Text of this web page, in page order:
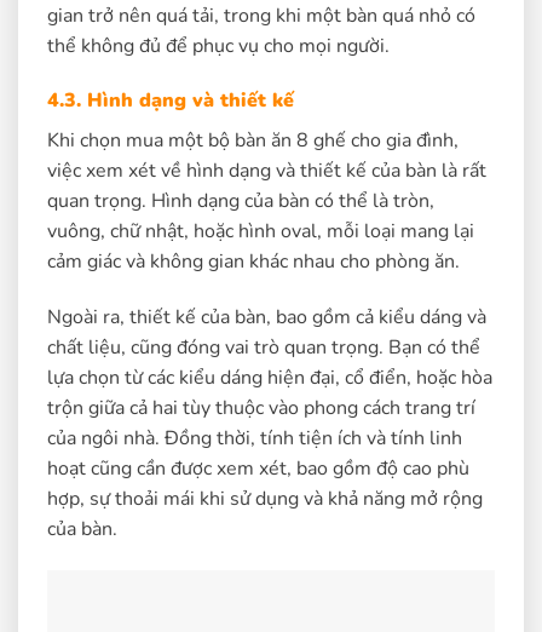
gian trở nên quá tải, trong khi một bàn quá nhỏ có
thể không đủ để phục vụ cho mọi người.
4.3. Hình dạng và thiết kế
Khi chọn mua một bộ bàn ăn 8 ghế cho gia đình,
việc xem xét về hình dạng và thiết kế của bàn là rất
quan trọng. Hình dạng của bàn có thể là tròn,
vuông, chữ nhật, hoặc hình oval, mỗi loại mang lại
cảm giác và không gian khác nhau cho phòng ăn.
Ngoài ra, thiết kế của bàn, bao gồm cả kiểu dáng và
chất liệu, cũng đóng vai trò quan trọng. Bạn có thể
lựa chọn từ các kiểu dáng hiện đại, cổ điển, hoặc hòa
trộn giữa cả hai tùy thuộc vào phong cách trang trí
của ngôi nhà. Đồng thời, tính tiện ích và tính linh
hoạt cũng cần được xem xét, bao gồm độ cao phù
hợp, sự thoải mái khi sử dụng và khả năng mở rộng
của bàn.